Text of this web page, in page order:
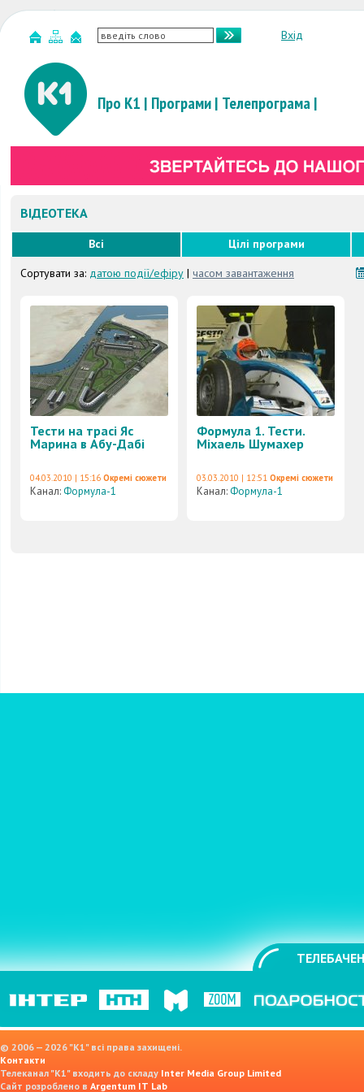
Вхід
Про К1 | Програми| Телепрограма|
ВІДЕОТЕКА
Всі
Цілі програми
Сортувати за: датою події/ефіру | часом завантаження
Тести на трасі Яс
Марина в Абу-Дабі
04.03.2010 | 15:16 Окремі сюжети
Канал:Формула-1
Формула 1. Тести.
Міхаель Шумахер
03.03.2010 | 12:51 Окремі сюжети
Канал:Формула-1
© 2006 — 2026 "K1" всі права захищені.
Контакти
Телеканал "К1" входить до складу Inter Media Group Limited
Сайт розроблено в Argentum IT Lab